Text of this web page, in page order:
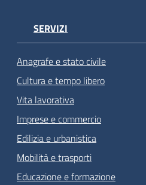
SERVIZI
Anagrafe e stato civile
Cultura e tempo libero
Vita lavorativa
Imprese e commercio
Edilizia e urbanistica
Mobilità e trasporti
Educazione e formazione